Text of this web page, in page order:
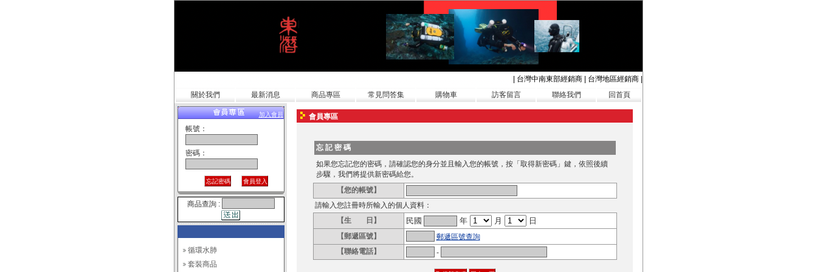
台灣中南東部經銷商 台灣地區經銷商
關於我們
最新消息 商品專區 常見問答集 購物車 訪客留言 聯絡我們 回首頁
加入會員
帳號：
密碼：
商品查詢 :
循環水肺
套裝商品
會員專區
忘 記 密 碼
如果您忘記您的密碼，請確認您的身分並且輸入您的帳號，按「取得新密碼」鍵，依照後續
步驟，我們將提供新密碼給您。
【您的帳號】
請輸入您註冊時所輸入的個人資料：
【生 日】
民國 年 月 日
【郵遞區號】
郵遞區號查詢
【聯絡電話】
-